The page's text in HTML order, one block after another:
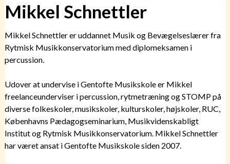
Mikkel Schnettler
Mikkel Schnettler er uddannet Musik og Bevægelseslærer fra
Rytmisk Musikkonservatorium med diplomeksamen i
percussion.
Udover at undervise i Gentofte Musikskole er Mikkel
freelanceunderviser i percussion, rytmetræning og STOMP på
diverse folkeskoler, musikskoler, kulturskoler, højskoler, RUC,
Københavns Pædagogseminarium, Musikvidenskabligt
Institut og Rytmisk Musikkonservatorium. Mikkel Schnettler
har været ansat i Gentofte Musikskole siden 2007.